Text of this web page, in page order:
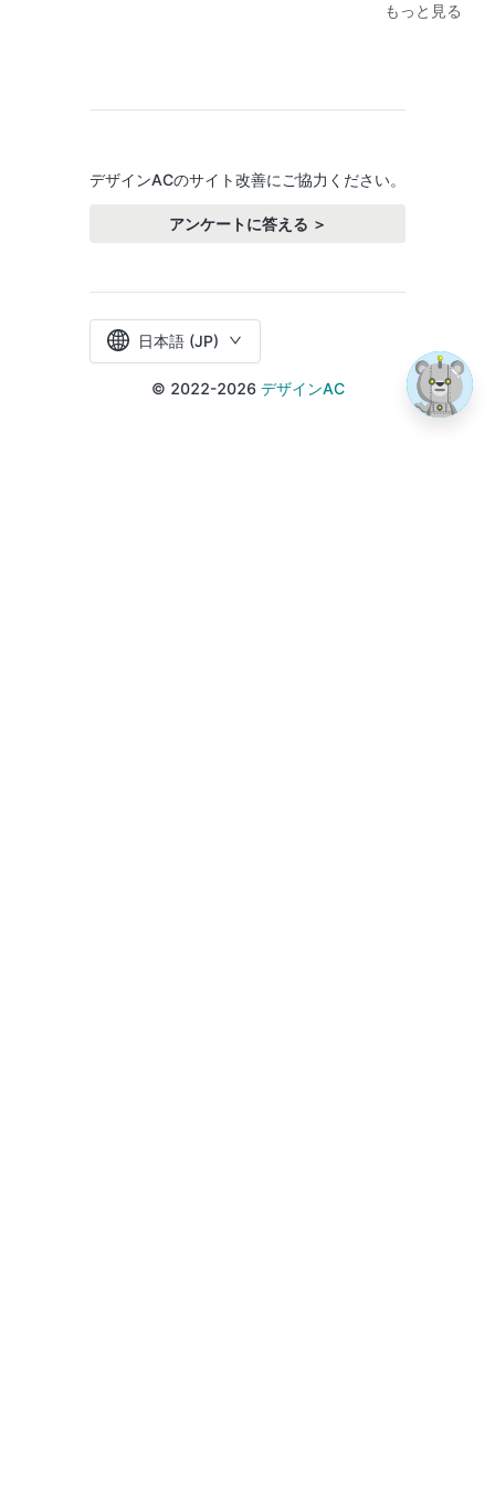
もっと見る
デザインACのサイト改善にご協力ください。
アンケートに答える ＞
日本語 (JP)
© 2022-2026 デザインAC